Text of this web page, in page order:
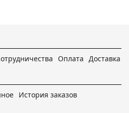
Оплата Доставка
История заказов